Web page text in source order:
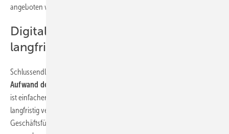
angeboten werden: „Die Digitalisierung endet nie.“
Digitalisierung verbessert Prozesse
langfristig
Schlussendlich ist Uwe Schäffer von der Firma Wohlfeil froh, den
Aufwand der
ist einfacher geworden und viele Arbeitsabläufe wurden verkürzt und
langfristig verbessert.
Geschäftsführer anderen Kollegen Mut, sich des Themas